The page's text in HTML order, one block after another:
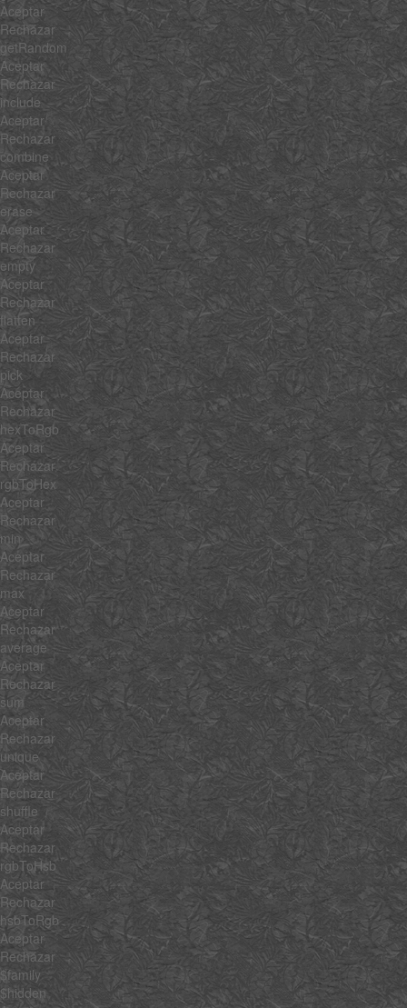
Aceptar
Rechazar
getRandom
Aceptar
Rechazar
include
Aceptar
Rechazar
combine
Aceptar
Rechazar
erase
Aceptar
Rechazar
empty
Aceptar
Rechazar
flatten
Aceptar
Rechazar
pick
Aceptar
Rechazar
hexToRgb
Aceptar
Rechazar
rgbToHex
Aceptar
Rechazar
min
Aceptar
Rechazar
max
Aceptar
Rechazar
average
Aceptar
Rechazar
sum
Aceptar
Rechazar
unique
Aceptar
Rechazar
shuffle
Aceptar
Rechazar
rgbToHsb
Aceptar
Rechazar
hsbToRgb
Aceptar
Rechazar
$family
$hidden